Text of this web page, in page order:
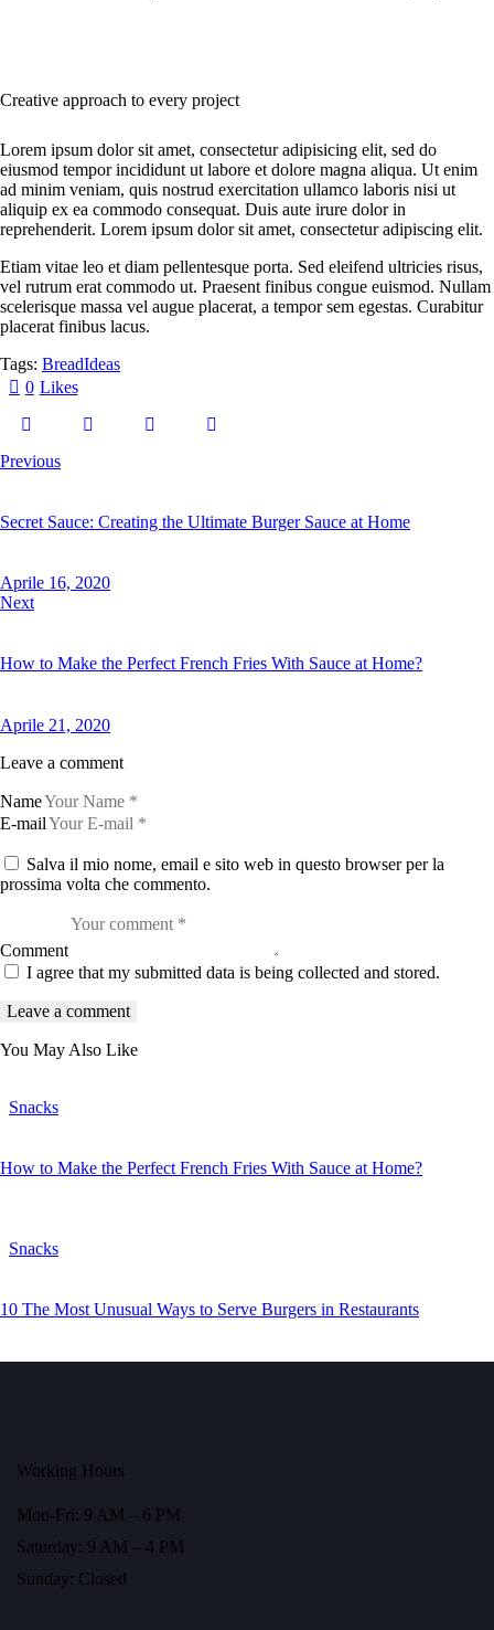
Creative approach to every project
Lorem ipsum dolor sit amet, consectetur adipisicing elit, sed do
eiusmod tempor incididunt ut labore et dolore magna aliqua. Ut enim
ad minim veniam, quis nostrud exercitation ullamco laboris nisi ut
aliquip ex ea commodo consequat. Duis aute irure dolor in
reprehenderit. Lorem ipsum dolor sit amet, consectetur adipiscing elit.
Etiam vitae leo et diam pellentesque porta. Sed eleifend ultricies risus,
vel rutrum erat commodo ut. Praesent finibus congue euismod. Nullam
scelerisque massa vel augue placerat, a tempor sem egestas. Curabitur
placerat finibus lacus.
Tags: BreadIdeas
0 Likes
Previous
Secret Sauce: Creating the Ultimate Burger Sauce at Home
Aprile 16, 2020
Next
How to Make the Perfect French Fries With Sauce at Home?
Aprile 21, 2020
Leave a comment
Name
E-mail
Salva il mio nome, email e sito web in questo browser per la
prossima volta che commento.
Comment
I agree that my submitted data is being collected and stored.
You May Also Like
Snacks
How to Make the Perfect French Fries With Sauce at Home?
Snacks
10 The Most Unusual Ways to Serve Burgers in Restaurants
Working Hours
Mon-Fri: 9 AM – 6 PM
Saturday: 9 AM – 4 PM
Sunday: Closed